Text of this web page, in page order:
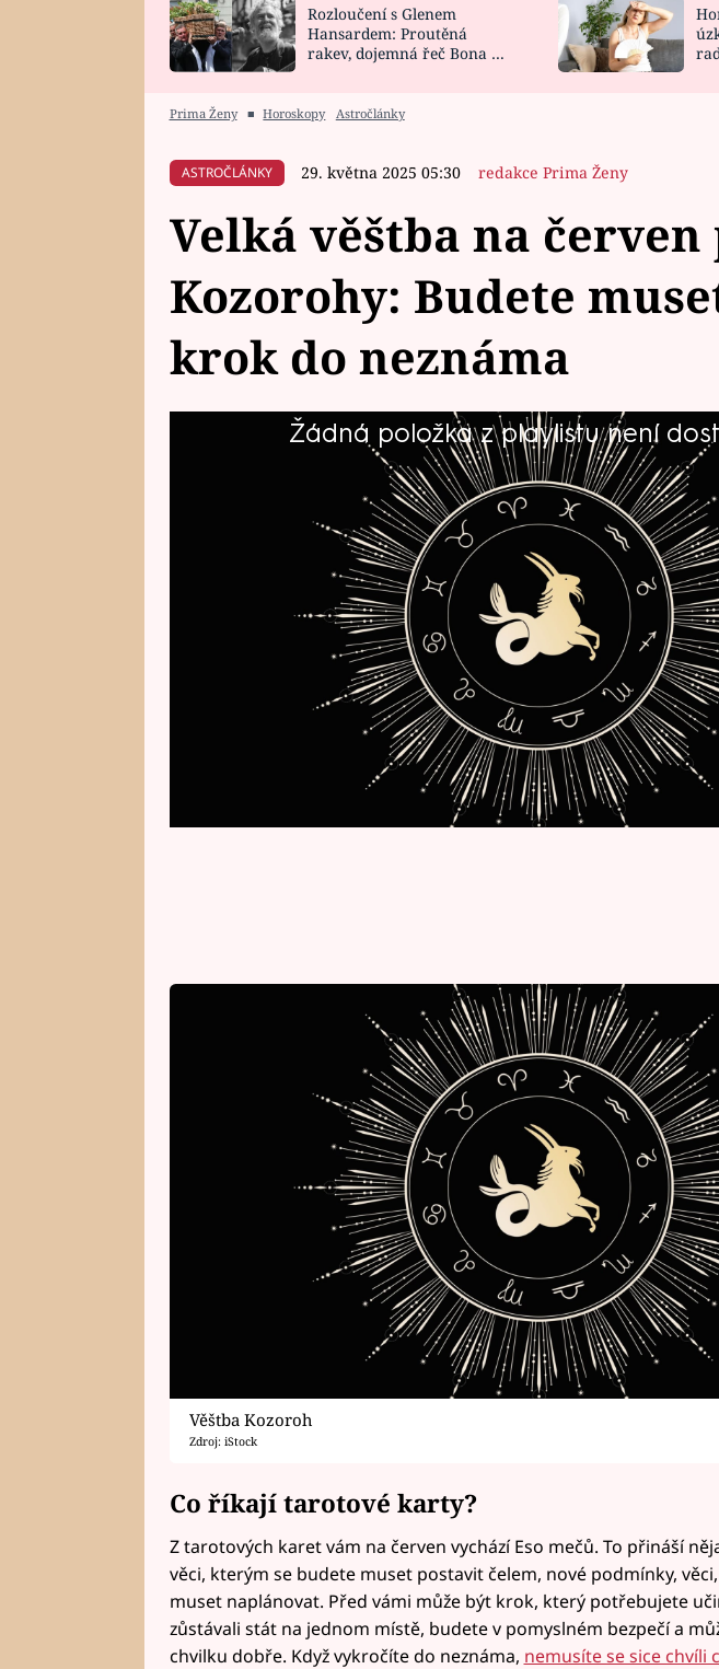
HOROSKOP NA
CELEBRITY
VAŘENÍ
NOVINKY
Rozloučení s Glenem
Hansardem: Proutěná
rakev, dojemná řeč Bona a
Prima Ženy ■ Horoskopy Astročlánky
ASTROČLÁNKY 29. května 2025 05:30 redakce Prima Ženy
Velká věštba na červen
Kozorohy: Budete
krok do neznáma
Žádná položka z playlistu není
Co čeká Kozorohy v šestém měsíci roku 2025? Na co
pozor, čeho se vyvarovat a co byste neměli promeškat?
nebo talismany jsou ideální pro vaše znamení? Přečtěte
na červen, kterou pro Kozorohy z tarotových a
vyčetla slavná kartářka Helen Stanku.
Věštba Kozoroh
Zdroj: iStock
Co říkají tarotové karty?
Z tarotových karet vám na červen vychází Eso mečů. To přináší
věci, kterým se budete muset postavit čelem, nové podmínky,
muset naplánovat. Před vámi může být krok, který potřebujete
zůstávali stát na jednom místě, budete v pomyslném bezpečí a
chvilku dobře. Když vykročíte do neznáma, nemusíte se sice chvíli